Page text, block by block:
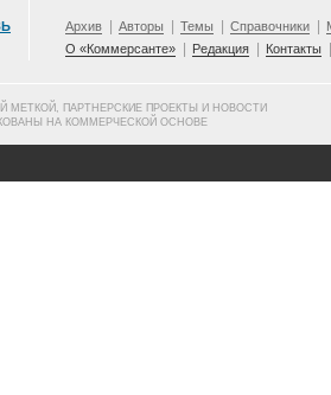
Архив Авторы Темы Справочники
О «Коммерсанте»
Редакция Контакты
МЕТКОЙ, ПАРТНЕРСКИЕ ПРОЕКТЫ И НОВОСТИ
НА КОММЕРЧЕСКОЙ ОСНОВЕ